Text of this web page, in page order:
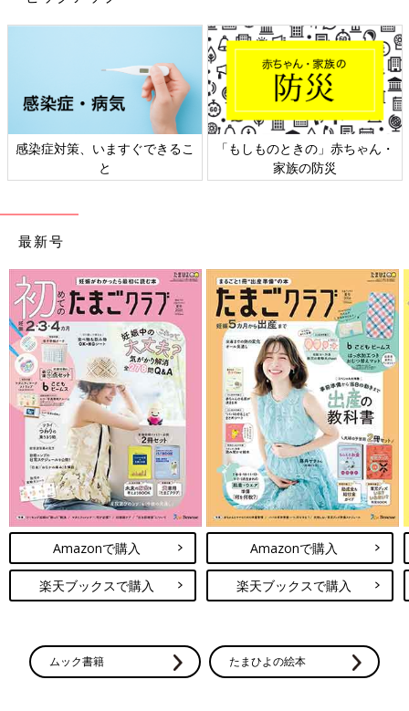
感染症対策、いますぐできるこ
と
「もしものときの」赤ちゃん・
家族の防災
最新号
Amazonで購入
楽天ブックスで購入
Amazonで購入
楽天ブックスで購入
ムック書籍 たまひよの絵本